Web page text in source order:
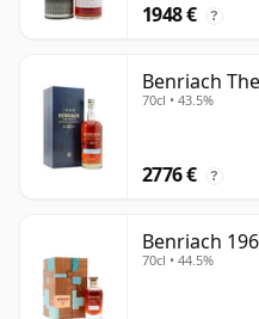
1948 € ?
Benriach
70cl • 43.5%
2776 € ?
Benriach
70cl • 44.5%